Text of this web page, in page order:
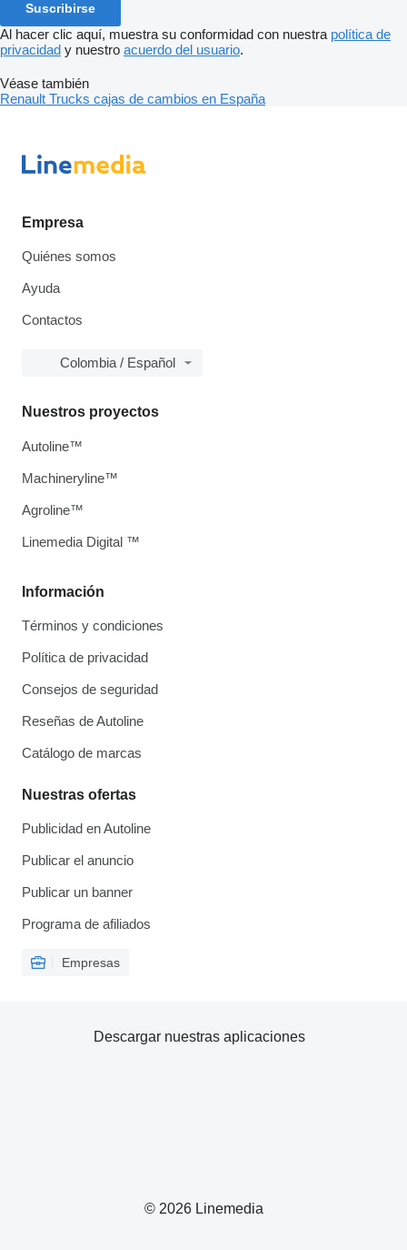
Suscribirse
Al hacer clic aquí, muestra su conformidad con nuestra política de
privacidad y nuestro acuerdo del usuario.
Véase también
Renault Trucks cajas de cambios en España
Empresa
Quiénes somos
Ayuda
Contactos
Colombia / Español
Información
Términos y condiciones
Política de privacidad
Consejos de seguridad
Reseñas de Autoline
Catálogo de marcas
Nuestras ofertas
Publicidad en Autoline
Publicar el anuncio
Publicar un banner
Programa de afiliados
Empresas
Nuestros proyectos
Autoline™
Machineryline™
Agroline™
Linemedia Digital ™
© 2026 Linemedia
Descargar nuestras aplicaciones